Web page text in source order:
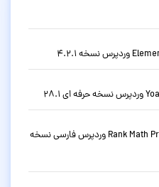
دانلود افزونه سئو حرفه ای رنک مث Rank Math Pro وردپرس فارسی نسخه